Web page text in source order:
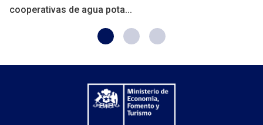
cooperativas de agua pota...